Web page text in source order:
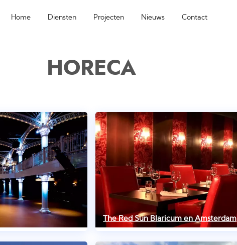
Home Diensten Projecten Nieuws Contact
HORECA
The Red Sun Blaricum en Amsterdam